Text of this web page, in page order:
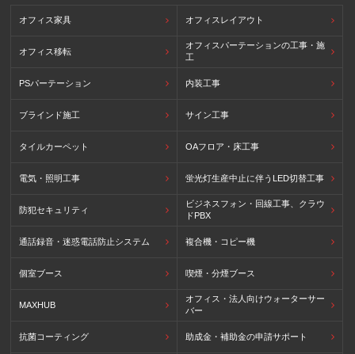
オフィス家具 オフィスレイアウト
オフィス移転
オフィスパーテーションの工事・施
工
PSパーテーション 内装工事
ブラインド施工 サイン工事
タイルカーペット OAフロア・床工事
電気・照明工事 蛍光灯生産中止に伴うLED切替工事
防犯セキュリティ
ビジネスフォン・回線工事、クラウ
ドPBX
通話録音・迷惑電話防止システム 複合機・コピー機
個室ブース 喫煙・分煙ブース
MAXHUB
オフィス・法人向けウォーターサー
バー
抗菌コーティング 助成金・補助金の申請サポート